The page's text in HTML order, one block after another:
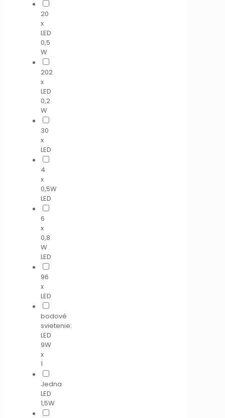
20
x
LED
0,5
W
202
x
LED
0,2
W
30
x
LED
4
x
0,5W
LED
6
x
0,8
W
LED
96
x
LED
bodové
svietenie:
LED
9W
x
1
Jedna
LED
1,5W